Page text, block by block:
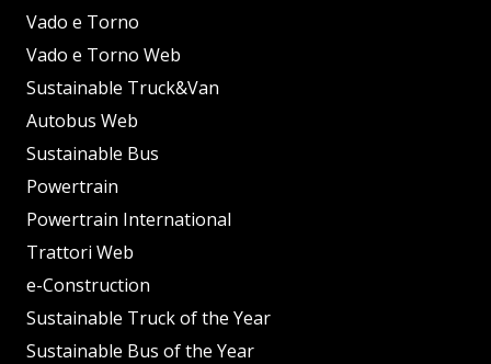
Vado e Torno
Vado e Torno Web
Sustainable Truck&Van
Autobus Web
Sustainable Bus
Powertrain
Powertrain International
Trattori Web
e-Construction
Sustainable Truck of the Year
Sustainable Bus of the Year